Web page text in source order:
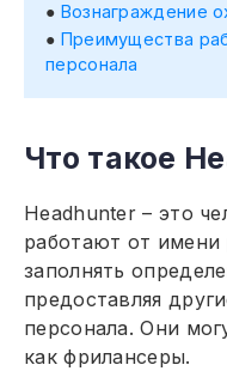
Вознаграждение
Преимущества
персонала
Что такое
Headhunter – это
работают от имени
заполнять
предоставляя
персонала. Они
как фрилансеры.